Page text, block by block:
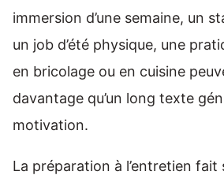
immersion d’une semaine, un
un job d’été physique, une
en bricolage ou en cuisine
davantage qu’un long texte
motivation.
La préparation à l’entretien fait